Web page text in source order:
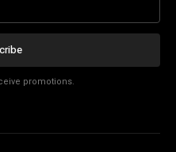
promotions.